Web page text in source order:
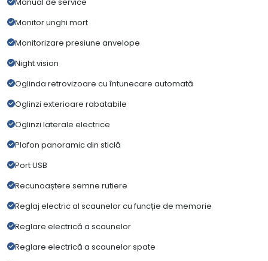
Manual de service
Monitor unghi mort
Monitorizare presiune anvelope
Night vision
Oglinda retrovizoare cu întunecare automată
Oglinzi exterioare rabatabile
Oglinzi laterale electrice
Plafon panoramic din sticlă
Port USB
Recunoaștere semne rutiere
Reglaj electric al scaunelor cu funcție de memorie
Reglare electrică a scaunelor
Reglare electrică a scaunelor spate